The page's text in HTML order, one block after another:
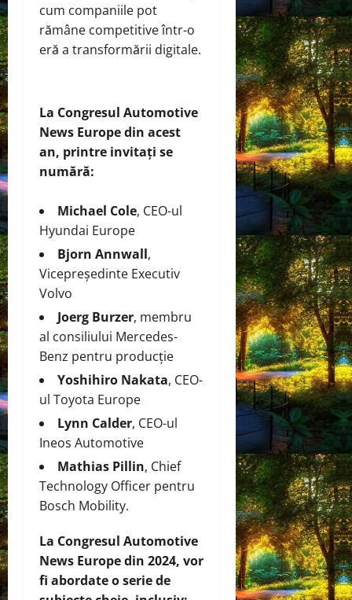
cum companiile pot
rămâne competitive într-o
eră a transformării digitale.
La Congresul Automotive
News Europe din acest
an, printre invitați se
numără:
Michael Cole, CEO-ul
Hyundai Europe
Bjorn Annwall,
Vicepreședinte Executiv
Volvo
Joerg Burzer, membru
al consiliului Mercedes-
Benz pentru producție
Yoshihiro Nakata, CEO-
ul Toyota Europe
Lynn Calder, CEO-ul
Ineos Automotive
Mathias Pillin, Chief
Technology Officer pentru
Bosch Mobility.
La Congresul Automotive
News Europe din 2024, vor
fi abordate o serie de